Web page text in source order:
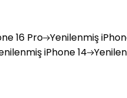
16 Pro Yenilenmiş
iPhone 14